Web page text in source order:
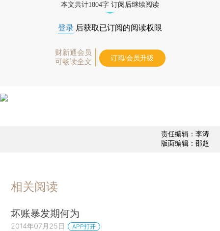
本文共计1804字 订阅后继续阅读
登录 后获取已订阅的阅读权限
财新通会员
可畅读全文
订阅/会员升级
责任编辑：李涛
版面编辑：邵超
相关阅读
坏账暴发期何为
2014年07月25日 APP打开